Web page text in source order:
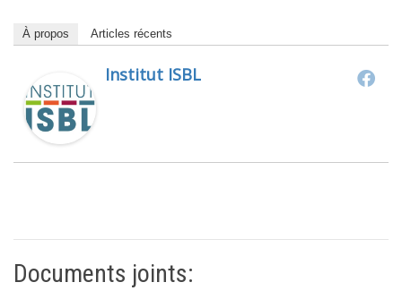
À propos Articles récents
Institut ISBL
Documents joints: